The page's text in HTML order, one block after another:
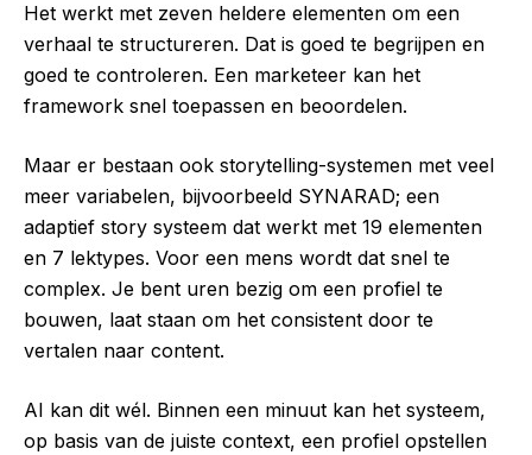
Het werkt met zeven heldere elementen om een
verhaal te structureren. Dat is goed te begrijpen en
goed te controleren. Een marketeer kan het
framework snel toepassen en beoordelen.
Maar er bestaan ook storytelling-systemen met veel
meer variabelen, bijvoorbeeld SYNARAD; een
adaptief story systeem dat werkt met 19 elementen
en 7 lektypes. Voor een mens wordt dat snel te
complex. Je bent uren bezig om een profiel te
bouwen, laat staan om het consistent door te
vertalen naar content.
AI kan dit wél. Binnen een minuut kan het systeem,
op basis van de juiste context, een profiel opstellen